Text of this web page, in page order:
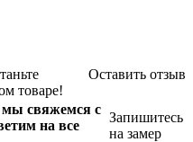
Оставить отзыв
товаре!
мы свяжемся с
на все
Запишитесь
на замер